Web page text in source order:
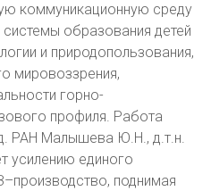
коммуникационную среду
образования детей
и природопользования,
мировоззрения,
горно-
профиля. Работа
РАН Малышева Ю.Н., д.т.н.
усилению единого
поднимая